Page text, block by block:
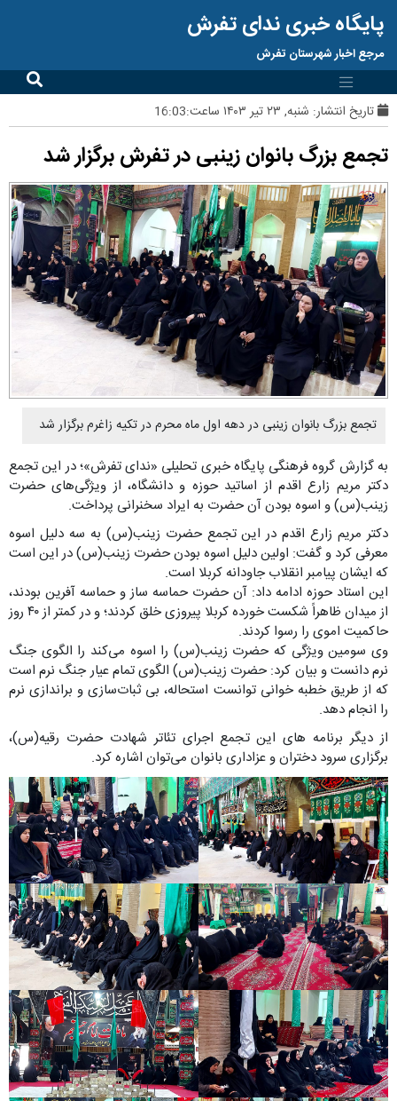
پایگاه خبری ندای تفرش
مرجع اخبار شهرستان تفرش
تاریخ انتشار: شنبه, ۲۳ تیر ۱۴۰۳ ساعت:16:03
تجمع بزرگ بانوان زینبی در تفرش برگزار شد
تجمع بزرگ بانوان زینبی در دهه اول ماه محرم در تکیه زاغرم برگزار شد
به گزارش گروه فرهنگی پایگاه خبری تحلیلی «ندای تفرش»؛ در این تجمع
دکتر مریم زارع اقدم از اساتید حوزه و دانشگاه، از ویژگی‌های حضرت
زینب(س) و اسوه بودن آن حضرت به ایراد سخنرانی پرداخت.
دکتر مریم زارع اقدم در این تجمع حضرت زینب(س) به سه دلیل اسوه
معرفی کرد و گفت: اولین دلیل اسوه بودن حضرت زینب(س) در این است
که ایشان پیامبر انقلاب جاودانه کربلا است.
این استاد حوزه ادامه داد: آن حضرت حماسه ساز و حماسه آفرین بودند،
از میدان ظاهراً شکست خورده کربلا پیروزی خلق کردند؛ و در کمتر از ۴۰ روز
حاکمیت اموی را رسوا کردند.
وی سومین ویژگی که حضرت زینب(س) را اسوه می‌کند را الگوی جنگ
نرم دانست و بیان کرد: حضرت زینب(س) الگوی تمام عیار جنگ نرم است
که از طریق خطبه خوانی توانست استحاله، بی ثبات‌سازی و براندازی نرم
را انجام دهد.
از دیگر برنامه های این تجمع اجرای تئاتر شهادت حضرت رقیه(س)،
برگزاری سرود دختران و عزاداری بانوان می‌توان اشاره کرد.